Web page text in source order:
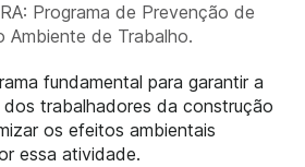
Programa de Prevenção de
Ambiente de Trabalho.
fundamental para garantir a
dos trabalhadores da construção
os efeitos ambientais
essa atividade.